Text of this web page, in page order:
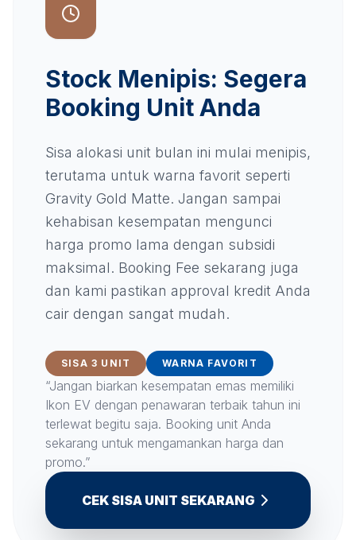
Stock Menipis: Segera
Booking Unit Anda
Sisa alokasi unit bulan ini mulai menipis,
terutama untuk warna favorit seperti
Gravity Gold Matte. Jangan sampai
kehabisan kesempatan mengunci
harga promo lama dengan subsidi
maksimal. Booking Fee sekarang juga
dan kami pastikan approval kredit Anda
cair dengan sangat mudah.
SISA 3 UNIT WARNA FAVORIT
“Jangan biarkan kesempatan emas memiliki
Ikon EV dengan penawaran terbaik tahun ini
terlewat begitu saja. Booking unit Anda
sekarang untuk mengamankan harga dan
promo.”
CEK SISA UNIT SEKARANG